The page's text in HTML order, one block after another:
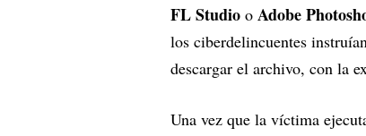
FL Studio o Adobe
los ciberdelincuentes
descargar el archivo, con la
Una vez que la víctima